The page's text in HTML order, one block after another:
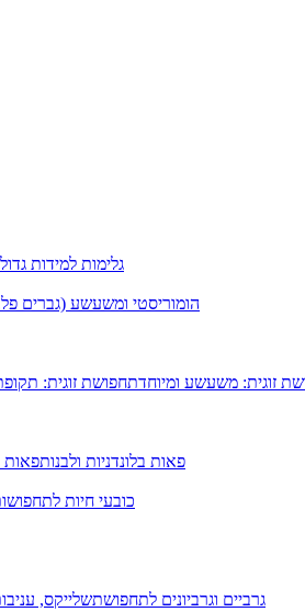
גלימות למידות
הומוריסטי ומשעשע (גברים
זוגית: משעשע ומיוחדתחפושת זוגית:
פאות בלונדניות ולבנותפאות
כובעי חיות
גרביים וגרביונים לתחפושתשלייקס,